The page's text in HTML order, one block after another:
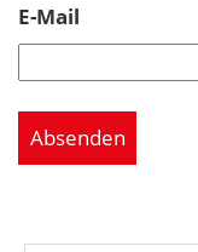
E-Mail